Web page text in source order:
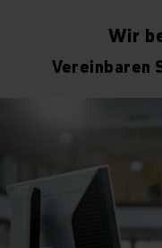
Wir
Vereinbaren